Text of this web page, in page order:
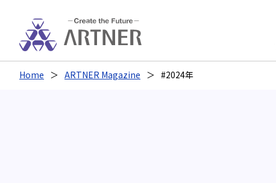
Home ARTNER Magazine #2024年